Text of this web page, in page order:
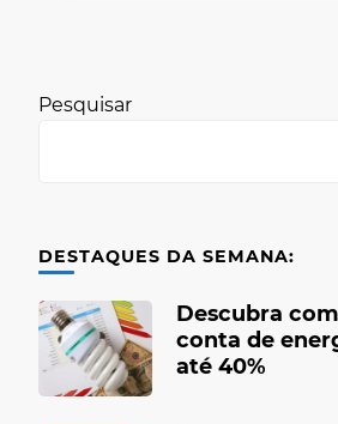
Pesquisar
DESTAQUES DA SEMANA:
Descubra
conta de
até 40%